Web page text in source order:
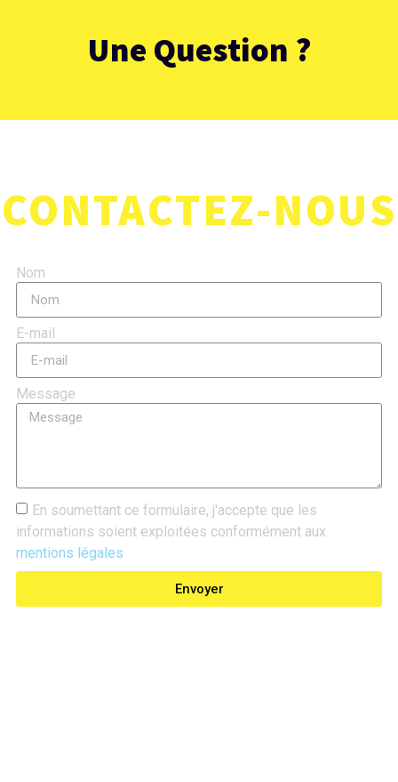
Une Question ?
CONTACTEZ-NOUS
Nom
E-mail
Message
En soumettant ce formulaire, j'accepte que les
informations soient exploitées conformément aux
mentions légales
Envoyer